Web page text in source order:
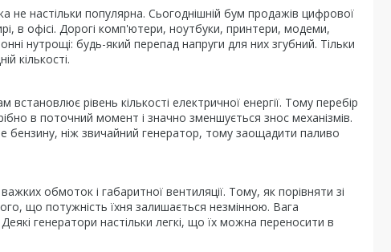
не настільки популярна. Сьогоднішній бум продажів цифрової
в офісі. Дорогі комп'ютери, ноутбуки, принтери, модеми,
нутрощі: будь-який перепад напруги для них згубний. Тільки
кількості.
рівень кількості електричної енергії. Тому перебір
в поточний момент і значно зменшується знос механізмів.
бензину, ніж звичайний генератор, тому заощадити паливо
обмоток і габаритної вентиляції. Тому, як порівняти зі
що потужність їхня залишається незмінною. Вага
генератори настільки легкі, що їх можна переносити в